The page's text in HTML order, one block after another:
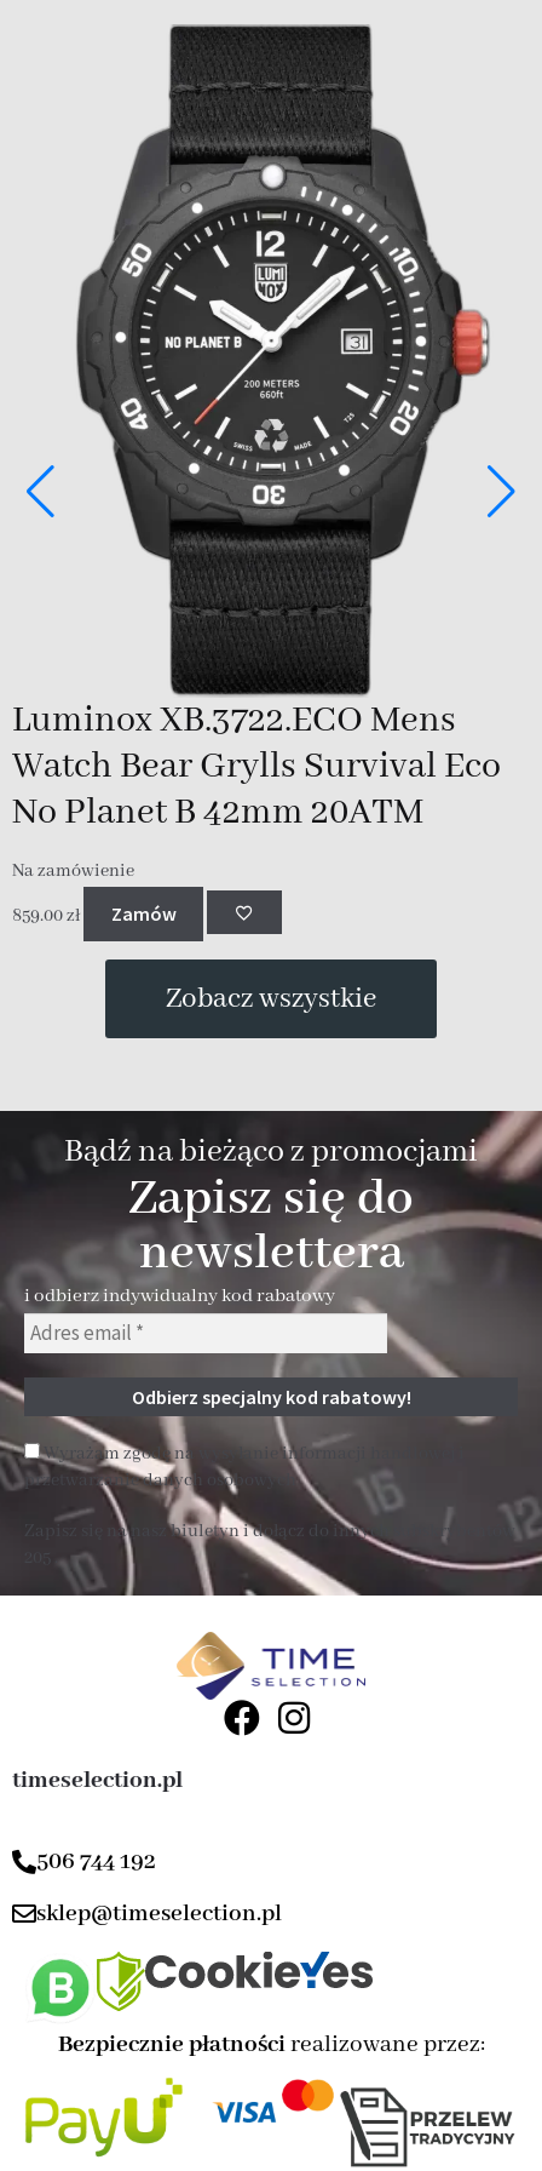
Luminox XB.3722.ECO Mens
Watch Bear Grylls Survival Eco
No Planet B 42mm 20ATM
Na zamówienie
859.00zł Zamów
Zobacz wszystkie
Bądź na bieżąco z promocjami
Zapisz się do
newslettera
i odbierz indywidualny kod rabatowy
Wyrażam zgodę na wysyłanie informacji handlowej i
przetwarzanie danych osobowych
Zapisz się na nasz biuletyn i dołącz do innych subskrybentów
timeselection.pl
506 744 192
sklep@timeselection.pl
Bezpiecznie płatnościrealizowane przez: